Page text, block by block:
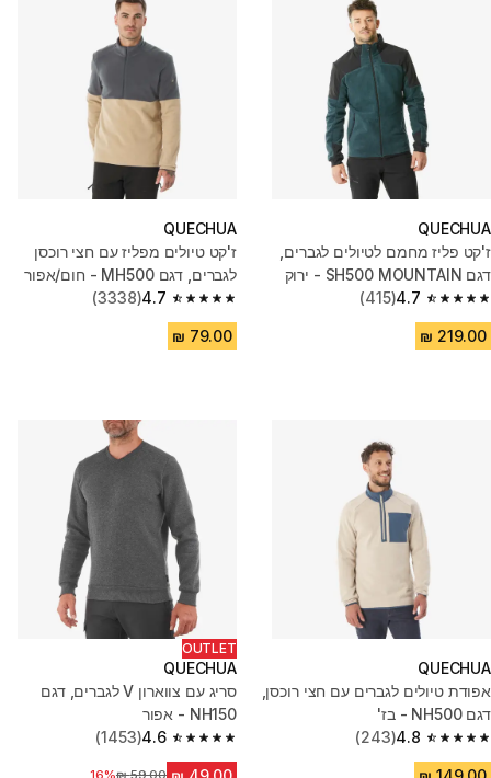
QUECHUA
ז'קט פליז מחמם לטיולים לגברים,
דגם SH500 MOUNTAIN - ירוק
4.7
4.7 out of 5 stars from 415 reviews
(415)
QUECHUA
ז'קט טיולים מפליז עם חצי רוכסן
לגברים, דגם MH500 - חום/אפור
4.7
4.7 out of 5 stars from 3338 reviews
(3338)
QUECHUA
אפודת טיולים לגברים עם חצי רוכסן,
דגם NH500 - בז'
4.8
4.8 out of 5 stars from 243 reviews
(243)
OUTLET
QUECHUA
סריג עם צווארון V לגברים, דגם
NH150 - אפור
4.6
4.6 out of 5 stars from 1453 reviews
(1453)
מחיר לפני הנחה‏59.00 ₪
16%